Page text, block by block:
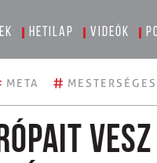
Hetilap Videók
META #